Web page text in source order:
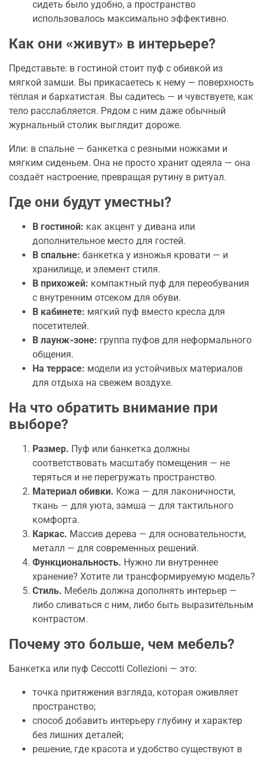
сидеть было удобно, а пространство
использовалось максимально эффективно.
Как они «живут» в интерьере?
Представьте: в гостиной стоит пуф с обивкой из
мягкой замши. Вы прикасаетесь к нему — поверхность
тёплая и бархатистая. Вы садитесь — и чувствуете, как
тело расслабляется. Рядом с ним даже обычный
журнальный столик выглядит дороже.
Или: в спальне — банкетка с резными ножками и
мягким сиденьем. Она не просто хранит одеяла — она
создаёт настроение, превращая рутину в ритуал.
Где они будут уместны?
В гостиной: как акцент у дивана или
дополнительное место для гостей.
В спальне: банкетка у изножья кровати — и
хранилище, и элемент стиля.
В прихожей: компактный пуф для переобувания
с внутренним отсеком для обуви.
В кабинете: мягкий пуф вместо кресла для
посетителей.
В лаунж‑зоне: группа пуфов для неформального
общения.
На террасе: модели из устойчивых материалов
для отдыха на свежем воздухе.
На что обратить внимание при
выборе?
Размер. Пуф или банкетка должны
соответствовать масштабу помещения — не
теряться и не перегружать пространство.
Материал обивки. Кожа — для лаконичности,
ткань — для уюта, замша — для тактильного
комфорта.
Каркас. Массив дерева — для основательности,
металл — для современных решений.
Функциональность. Нужно ли внутреннее
хранение? Хотите ли трансформируемую модель?
Стиль. Мебель должна дополнять интерьер —
либо сливаться с ним, либо быть выразительным
контрастом.
Почему это больше, чем мебель?
Банкетка или пуф Ceccotti Collezioni — это:
точка притяжения взгляда, которая оживляет
пространство;
способ добавить интерьеру глубину и характер
без лишних деталей;
решение, где красота и удобство существуют в